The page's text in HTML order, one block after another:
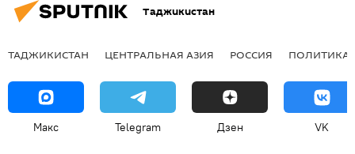
Таджикистан
ТАДЖИКИСТАН ЦЕНТРАЛЬНАЯ АЗИЯ РОССИЯ ПОЛИТИКА
Макс Telegram Дзен VK